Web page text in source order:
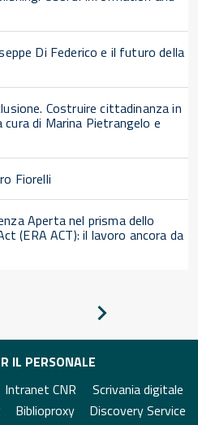
Di Federico e il futuro della
Costruire cittadinanza in
cura di Marina Pietrangelo e
Fiorelli
Aperta nel prisma dello
(ERA ACT): il lavoro ancora da
IL PERSONALE
Intranet CNR
Scrivania digitale
Biblioproxy Discovery Service